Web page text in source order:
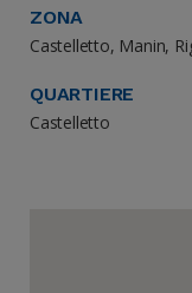
ZONA
Castelletto, Manin,
QUARTIERE
Castelletto